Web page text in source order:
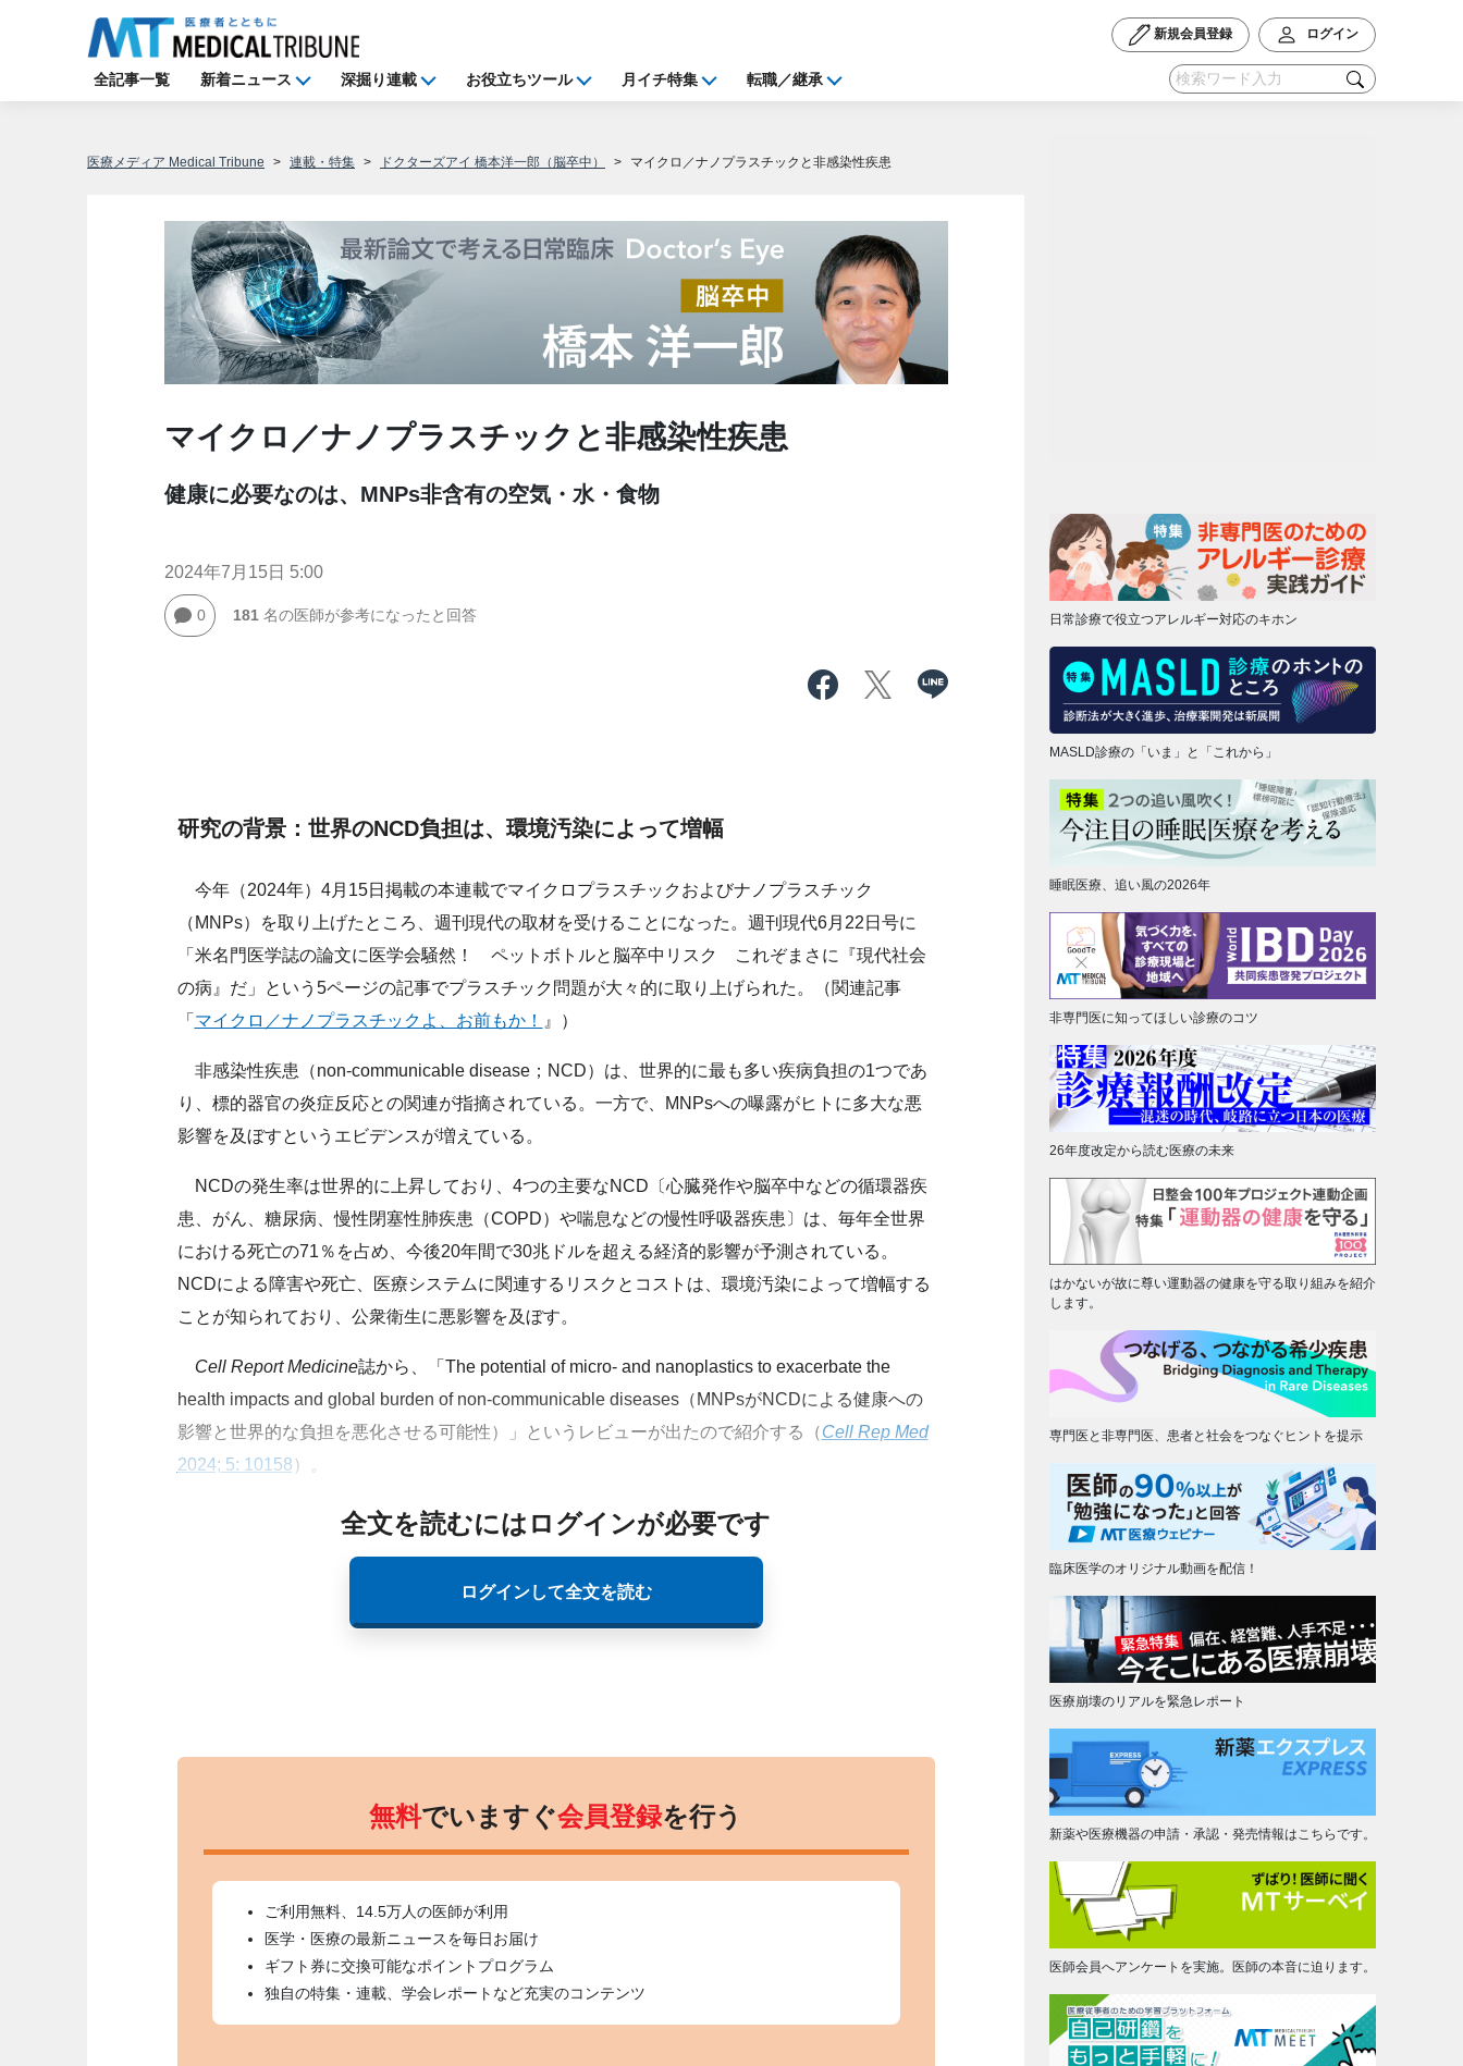
新規会員登録 ログイン
全記事一覧 新着ニュース 深掘り連載 お役立ちツール 月イチ特集 転職／継承
医療メディア Medical Tribune 連載・特集 ドクターズアイ 橋本洋一郎（脳卒中） マイクロ／ナノプラスチックと非感染性疾患
マイクロ／ナノプラスチックと非感染性疾患
健康に必要なのは、MNPs非含有の空気・水・食物
2024年7月15日 5:00
0 181 名の医師が参考になったと回答
研究の背景：世界のNCD負担は、環境汚染によって増幅
今年（2024年）4月15日掲載の本連載でマイクロプラスチックおよびナノプラスチック
（MNPs）を取り上げたところ、週刊現代の取材を受けることになった。週刊現代6月22日号に
「米名門医学誌の論文に医学会騒然！ ペットボトルと脳卒中リスク これぞまさに『現代社会
の病』だ」という5ページの記事でプラスチック問題が大々的に取り上げられた。（関連記事
「 マイクロ／ナノプラスチックよ、お前もか！ 』）
非感染性疾患（non-communicable disease；NCD）は、世界的に最も多い疾病負担の1つであ
り、標的器官の炎症反応との関連が指摘されている。一方で、MNPsへの曝露がヒトに多大な悪
影響を及ぼすというエビデンスが増えている。
NCDの発生率は世界的に上昇しており、4つの主要なNCD〔心臓発作や脳卒中などの循環器疾
患、がん、糖尿病、慢性閉塞性肺疾患（COPD）や喘息などの慢性呼吸器疾患〕は、毎年全世界
における死亡の71％を占め、今後20年間で30兆ドルを超える経済的影響が予測されている。
NCDによる障害や死亡、医療システムに関連するリスクとコストは、環境汚染によって増幅する
ことが知られており、公衆衛生に悪影響を及ぼす。
Cell Report Medicine誌から、「The potential of micro- and nanoplastics to exacerbate the
health impacts and global burden of non-communicable diseases（MNPsがNCDによる健康への
影響と世界的な負担を悪化させる可能性）」というレビューが出たので紹介する（Cell Rep Med
2024; 5: 10158 ）。
全文を読むにはログインが必要です
ログインして全文を読む
無料でいますぐ会員登録を行う
ご利用無料、14.5万人の医師が利用
医学・医療の最新ニュースを毎日お届け
ギフト券に交換可能なポイントプログラム
独自の特集・連載、学会レポートなど充実のコンテンツ
日常診療で役立つアレルギー対応のキホン
MASLD診療の「いま」と「これから」
睡眠医療、追い風の2026年
非専門医に知ってほしい診療のコツ
26年度改定から読む医療の未来
はかないが故に尊い運動器の健康を守る取り組みを紹介
します。
専門医と非専門医、患者と社会をつなぐヒントを提示
臨床医学のオリジナル動画を配信！
医療崩壊のリアルを緊急レポート
新薬や医療機器の申請・承認・発売情報はこちらです。
医師会員へアンケートを実施。医師の本音に迫ります。